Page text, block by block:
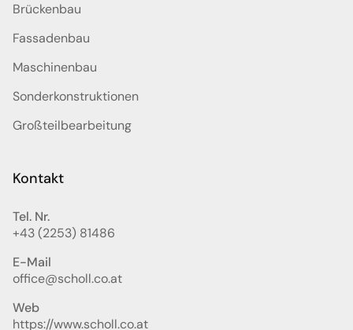
Brückenbau
Fassadenbau
Maschinenbau
Sonderkonstruktionen
Großteilbearbeitung
Kontakt
Tel. Nr.
+43 (2253) 81486
E-Mail
office@scholl.co.at
Web
https://www.scholl.co.at